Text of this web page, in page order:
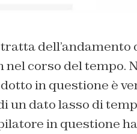
dell’andamento
corso del tempo.
in questione è
un dato lasso di
in questione